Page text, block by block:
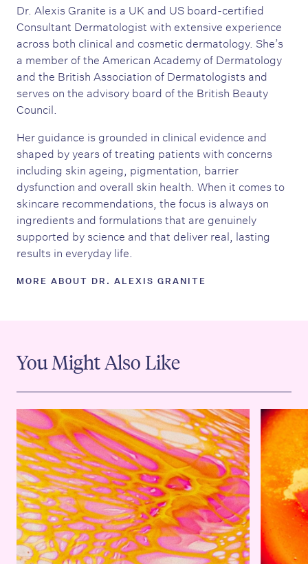
Dr. Alexis Granite is a UK and US board-certified
Consultant Dermatologist with extensive experience
across both clinical and cosmetic dermatology. She’s
a member of the American Academy of Dermatology
and the British Association of Dermatologists and
serves on the advisory board of the British Beauty
Council.
Her guidance is grounded in clinical evidence and
shaped by years of treating patients with concerns
including skin ageing, pigmentation, barrier
dysfunction and overall skin health. When it comes to
skincare recommendations, the focus is always on
ingredients and formulations that are genuinely
supported by science and that deliver real, lasting
results in everyday life.
MORE ABOUT DR. ALEXIS GRANITE
You Might Also Like